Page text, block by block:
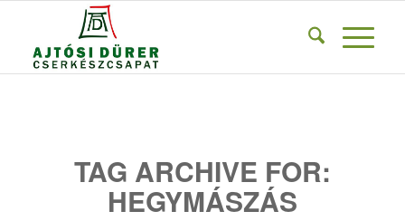
TAG ARCHIVE FOR:
HEGYMÁSZÁS